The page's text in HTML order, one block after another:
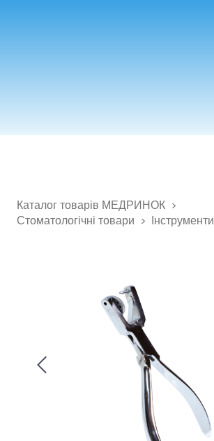
Каталог товарів МЕДРИНОК
Стоматологічні товари
Інструменти